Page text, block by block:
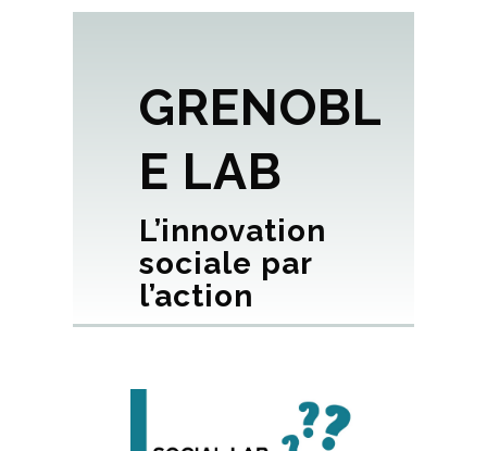
GRENOBL
E LAB
L’innovation
sociale par
l’action